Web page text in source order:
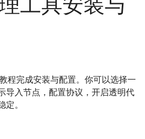
程完成安装与配置。你可以选择一
导入节点，配置协议，开启透明代
。